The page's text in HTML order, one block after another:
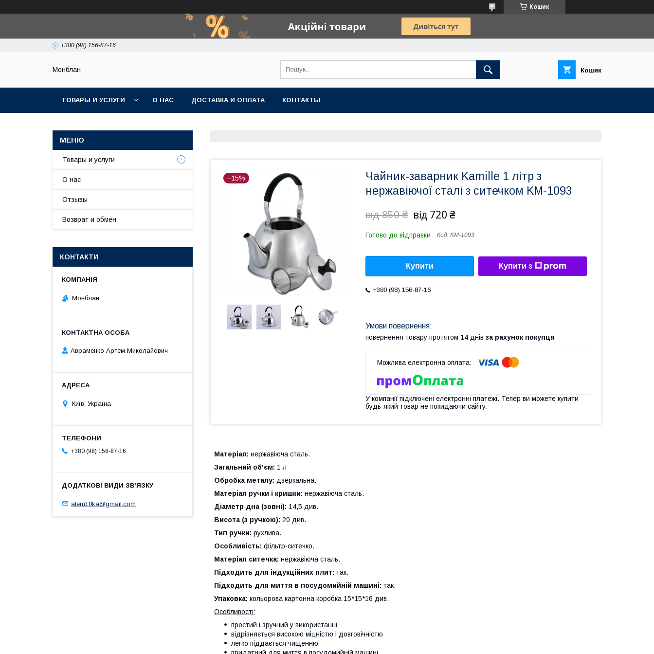
Кошик
+380 (98) 156-87-16
Монблан Кошик
ТОВАРЫ И УСЛУГИ О НАС ДОСТАВКА И ОПЛАТА КОНТАКТЫ
–15%
Чайник-заварник Kamille 1 літр з
нержавіючої сталі з ситечком KM-1093
від 850 ₴ від 720 ₴
Готово до відправки Код: KM-1093
Купити Купити з
+380 (98) 156-87-16
повернення товару протягом 14 днів за рахунок покупця
У компанії підключені електронні платежі. Тепер ви можете купити
будь-який товар не покидаючи сайту.
Матеріал: нержавіюча сталь.
Загальний об'єм: 1 л
Обробка металу: дзеркальна.
Матеріал ручки і кришки: нержавіюча сталь.
Діаметр дна (зовні): 14,5 див.
Висота (з ручкою): 20 див.
Тип ручки: рухлива.
Особливість: фільтр-ситечко.
Матеріал ситечка: нержавіюча сталь.
Підходить для індукційних плит: так.
Підходить для миття в посудомийній машині: так.
Упаковка: кольорова картонна коробка 15*15*16 див.
Особливості:
простий і зручний у використанні
відрізняється високою міцністю і довговічністю
легко піддається чищенню
придатний для миття в посудомийній машині
Товары и услуги
О нас
Отзывы
Возврат и обмен
КОНТАКТИ
Монблан
Авраменко Артем Миколайович
Київ, Україна
+380 (98) 156-87-16
atem10ka@gmail.com